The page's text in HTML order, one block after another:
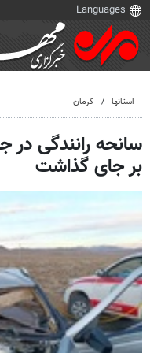
استانها کرمان
بر جای گذاشت